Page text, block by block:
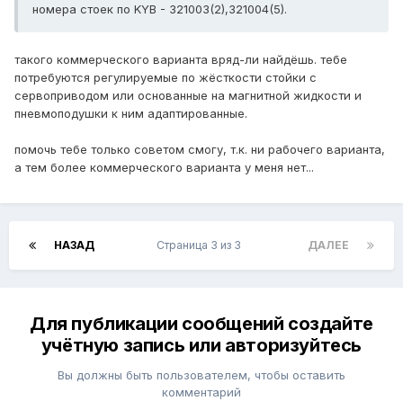
номера стоек по KYB - 321003(2),321004(5).
такого коммерческого варианта вряд-ли найдёшь. тебе
потребуются регулируемые по жёсткости стойки с
сервоприводом или основанные на магнитной жидкости и
пневмоподушки к ним адаптированные.
помочь тебе только советом смогу, т.к. ни рабочего варианта,
а тем более коммерческого варианта у меня нет...
НАЗАД ДАЛЕЕ
Страница 3 из 3
Для публикации сообщений создайте
учётную запись или авторизуйтесь
Вы должны быть пользователем, чтобы оставить
комментарий